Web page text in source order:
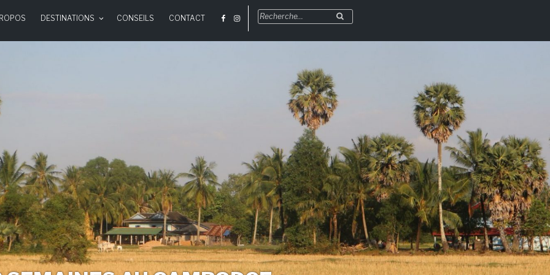
DESTINATIONS CONSEILS CONTACT
Recherche
pour
Recherche